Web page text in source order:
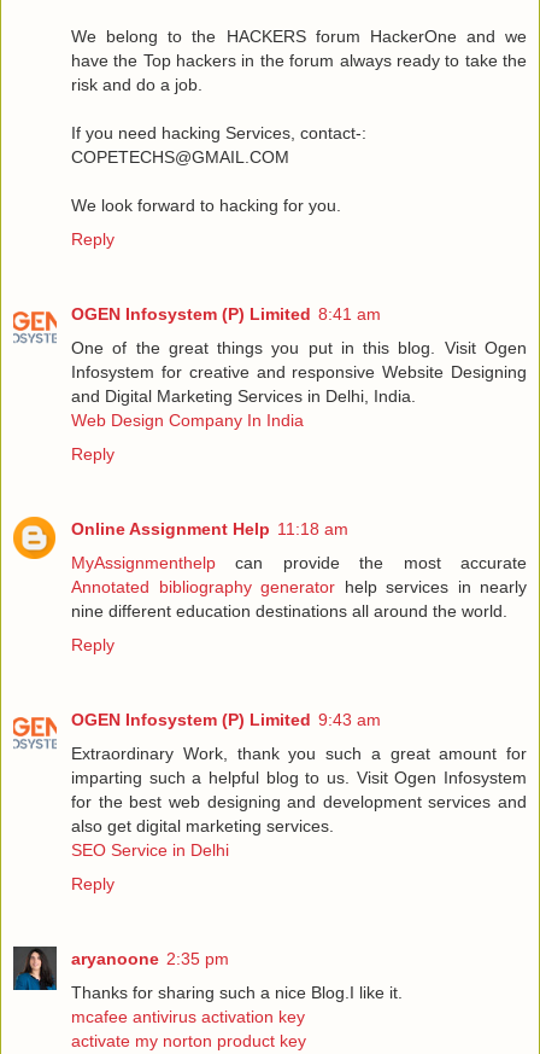
We belong to the HACKERS forum HackerOne and we
have the Top hackers in the forum always ready to take the
risk and do a job.
If you need hacking Services, contact-:
COPETECHS@GMAIL.COM
We look forward to hacking for you.
Reply
OGEN Infosystem (P) Limited 8:41 am
One of the great things you put in this blog. Visit Ogen
Infosystem for creative and responsive Website Designing
and Digital Marketing Services in Delhi, India.
Web Design Company In India
Reply
Online Assignment Help 11:18 am
MyAssignmenthelp can provide the most accurate
Annotated bibliography generator help services in nearly
nine different education destinations all around the world.
Reply
OGEN Infosystem (P) Limited 9:43 am
Extraordinary Work, thank you such a great amount for
imparting such a helpful blog to us. Visit Ogen Infosystem
for the best web designing and development services and
also get digital marketing services.
SEO Service in Delhi
Reply
aryanoone 2:35 pm
Thanks for sharing such a nice Blog.I like it.
mcafee antivirus activation key
activate my norton product key